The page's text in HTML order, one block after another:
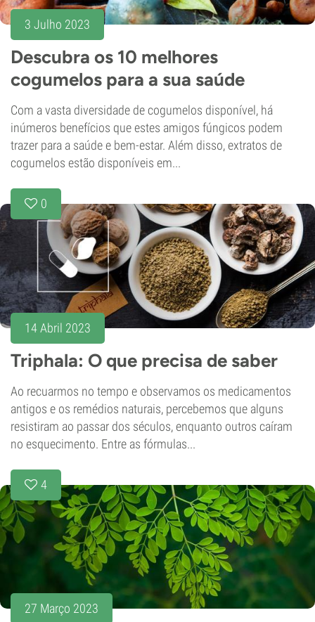
3 Julho 2023
Descubra os 10 melhores
cogumelos para a sua saúde
Com a vasta diversidade de cogumelos disponível, há
inúmeros benefícios que estes amigos fúngicos podem
trazer para a saúde e bem-estar. Além disso, extratos de
cogumelos estão disponíveis em...
0
14 Abril 2023
Triphala: O que precisa de saber
Ao recuarmos no tempo e observamos os medicamentos
antigos e os remédios naturais, percebemos que alguns
resistiram ao passar dos séculos, enquanto outros caíram
no esquecimento. Entre as fórmulas...
4
27 Março 2023